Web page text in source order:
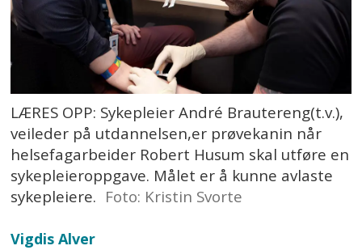
LÆRES OPP: Sykepleier André Brautereng(t.v.),
veileder på utdannelsen,er prøvekanin når
helsefagarbeider Robert Husum skal utføre en
sykepleieroppgave. Målet er å kunne avlaste
sykepleiere. Foto: Kristin Svorte
Vigdis Alver